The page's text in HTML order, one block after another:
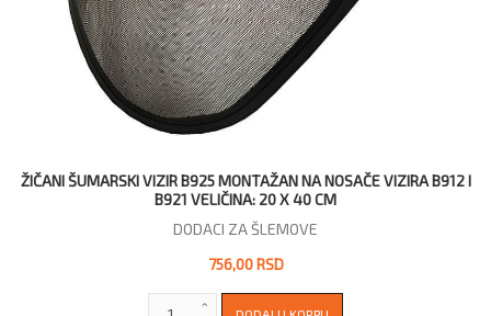
ŽIČANI ŠUMARSKI VIZIR B925 MONTAŽAN NA NOSAČE VIZIRA B912 I
B921 VELIČINA: 20 X 40 CM
DODACI ZA ŠLEMOVE
756,00 RSD